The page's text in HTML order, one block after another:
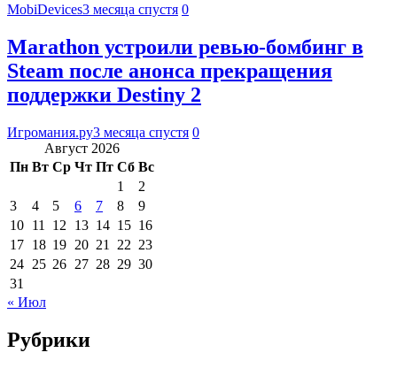
MobiDevices3 месяца спустя 0
Marathon устроили ревью-бомбинг в
Steam после анонса прекращения
поддержки Destiny 2
Игромания.ру3 месяца спустя 0
Август 2026
Пн Вт Ср Чт Пт Сб Вс
1
2
3
4 5 6 7 8
9
10 11 12 13 14 15 16
17 18 19 20 21 22 23
24 25 26 27 28 29 30
31
« Июл
Рубрики